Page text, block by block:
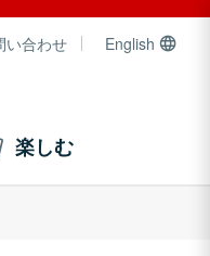
い合わせ English
楽しむ